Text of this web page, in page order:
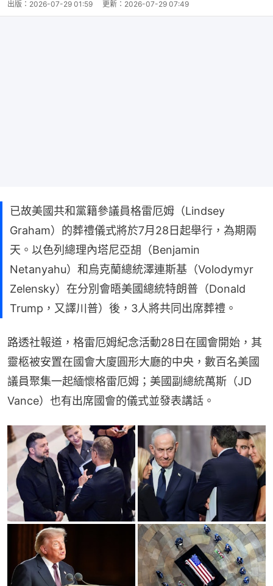
出版： 2026-07-29 01:59 更新： 2026-07-29 07:49
已故美國共和黨籍參議員格雷厄姆（Lindsey
Graham）的葬禮儀式將於7月28日起舉行，為期兩
天。以色列總理內塔尼亞胡（Benjamin
Netanyahu）和烏克蘭總統澤連斯基（Volodymyr
Zelensky）在分別會晤美國總統特朗普（Donald
Trump，又譯川普）後，3人將共同出席葬禮。
路透社報道，格雷厄姆紀念活動28日在國會開始，其
靈柩被安置在國會大廈圓形大廳的中央，數百名美國
議員聚集一起緬懷格雷厄姆；美國副總統萬斯（JD
Vance）也有出席國會的儀式並發表講話。